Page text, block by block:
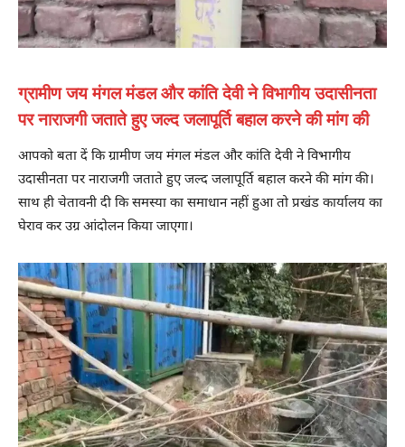
ग्रामीण जय मंगल मंडल और कांति देवी ने विभागीय उदासीनता
पर नाराजगी जताते हुए जल्द जलापूर्ति बहाल करने की मांग की
आपको बता दें कि ग्रामीण जय मंगल मंडल और कांति देवी ने विभागीय
उदासीनता पर नाराजगी जताते हुए जल्द जलापूर्ति बहाल करने की मांग की।
साथ ही चेतावनी दी कि समस्या का समाधान नहीं हुआ तो प्रखंड कार्यालय का
घेराव कर उग्र आंदोलन किया जाएगा।